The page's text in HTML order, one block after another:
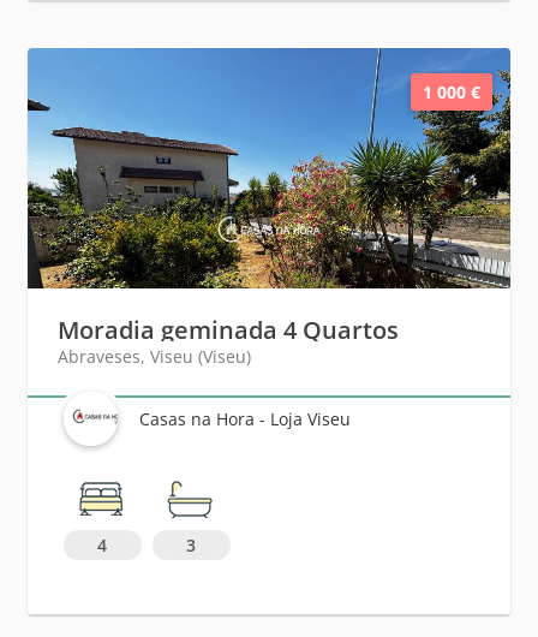
1 000 €
Moradia geminada 4 Quartos
Abraveses, Viseu (Viseu)
Casas na Hora - Loja Viseu
4 3